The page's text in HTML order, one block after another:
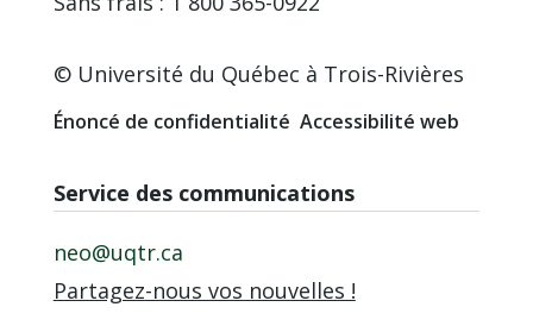
© Université du Québec à Trois-Rivières
Énoncé de confidentialité Accessibilité web
Service des communications
neo@uqtr.ca
Partagez-nous vos nouvelles !